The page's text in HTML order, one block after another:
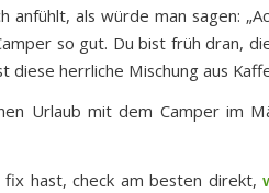
als würde man sagen:
so gut. Du bist früh dran,
diese herrliche Mischung aus
Urlaub mit dem Camper im
fix hast, check am besten direkt,